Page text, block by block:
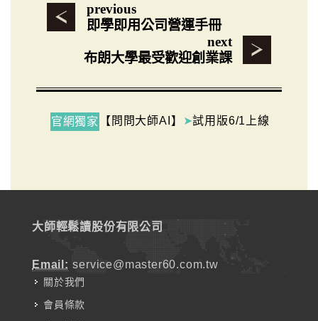
previous
即學即用公司營運手冊
next
布朗大學最受歡迎創業課
官網獨家 【問問大師AI】 ➤試用版6/1上線
大師輕鬆讀股份有限公司
Email: service@master60.com.tw
關於我們
會員條款